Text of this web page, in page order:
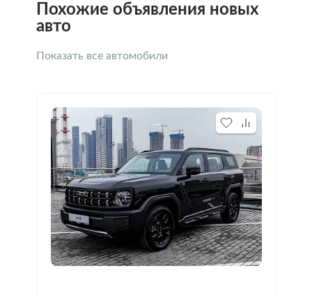
Похожие объявления новых
авто
Показать все автомобили